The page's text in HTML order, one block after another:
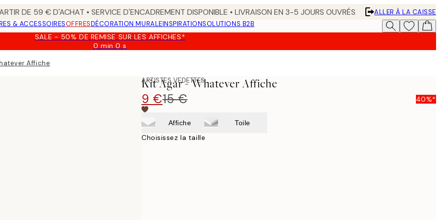
DE 59 € D'ACHAT • SERVICE D'ENCADREMENT DISPONIBLE • LIVRAISON EN 3-5 JOURS OUVRÉS
ALLER À LA CAISSE
& ACCESSOIRESOFFRESDÉCORATION MURALEINSPIRATIONSOLUTIONS B2B
SALE - 50% DE REMISE SUR LES AFFICHES*
0 min0 s
Valable
Affiche
ARTISTES VEDETTES
Kit Agar - Whatever Affiche
9 €15 € 40%*
Affiche Toile
Choisissez la taille